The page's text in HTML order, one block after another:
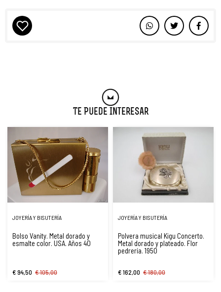
Te Puede Interesar
JOYERÍA Y BISUTERÍA
Bolso Vanity. Metal dorado y
esmalte color. USA. Años 40
€ 94,50 € 105,00
JOYERÍA Y BISUTERÍA
Polvera musical Kigu Concerto.
Metal dorado y plateado. Flor
pedrería. 1950
€ 162,00 € 180,00